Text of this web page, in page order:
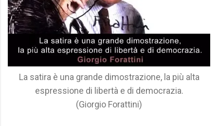
La satira è una grande dimostrazione, la più alta
espressione di libertà e di democrazia.
(Giorgio Forattini)